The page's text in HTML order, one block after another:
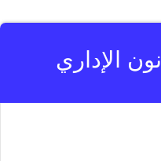
الإداري